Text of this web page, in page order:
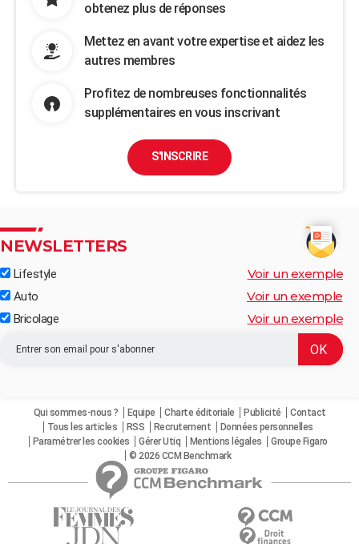
obtenez plus de réponses
Mettez en avant votre expertise et aidez les
autres membres
Profitez de nombreuses fonctionnalités
supplémentaires en vous inscrivant
S'INSCRIRE
NEWSLETTERS
Lifestyle Voir un exemple
Auto Voir un exemple
Bricolage Voir un exemple
Qui sommes-nous ? Equipe Charte éditoriale Publicité
Contact
Tous les articles
RSS Recrutement
Données personnelles
Paramétrer les cookies
Gérer Utiq Mentions légales
Groupe Figaro
© 2026 CCM Benchmark